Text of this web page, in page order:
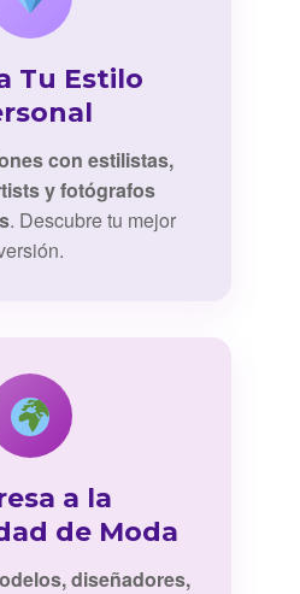
Tu Estilo
con estilistas,
y fotógrafos
. Descubre tu mejor
a la
de Moda
diseñadores,